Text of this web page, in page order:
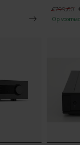
€799,00
Op voorraad